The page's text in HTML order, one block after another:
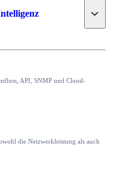
Toggle
API, SNMP und Cloud-
die Netzwerkleistung als auch